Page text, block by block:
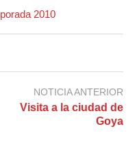
2010
NOTICIA ANTERIOR
Visita a la ciudad de
Goya